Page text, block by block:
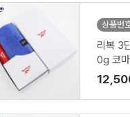
상품번
리복 3
0g 코